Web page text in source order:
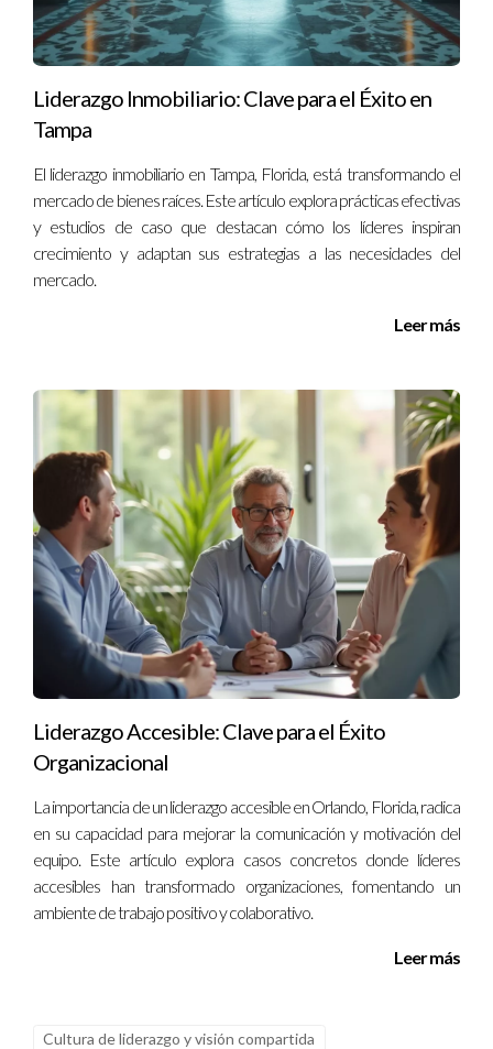
¿Cómo afecta esto a la cohesión social?
Un liderazgo accesible fortalece los lazos comunitarios,
promoviendo un sentido de pertenencia e inclusión.
años de experiencia trabajando directamente con
organizaciones en Ave Maria y Naples. Si deseas discutir
cómo mejorar el liderazgo en tu organización o comunidad, no
dudes en ponerte en contacto conmigo al +13057764866.
Liderazgo Inmobiliario: Clave para el Éxito en
Tampa
El liderazgo inmobiliario en Tampa, Florida, está transformando el
mercado de bienes raíces. Este artículo explora prácticas efectivas
y estudios de caso que destacan cómo los líderes inspiran
crecimiento y adaptan sus estrategias a las necesidades del
mercado.
Leer más
Liderazgo Accesible: Clave para el Éxito
Organizacional
La importancia de un liderazgo accesible en Orlando, Florida, radica
en su capacidad para mejorar la comunicación y motivación del
equipo. Este artículo explora casos concretos donde líderes
accesibles han transformado organizaciones, fomentando un
ambiente de trabajo positivo y colaborativo.
Leer más
Cultura de liderazgo y visión compartida